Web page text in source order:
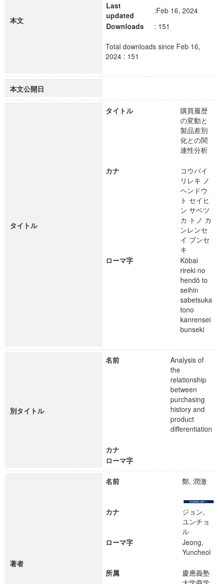
本文
Last
updated
:Feb 16, 2024
Downloads
: 151
Total downloads since Feb 16,
2024 : 151
本文公開日
タイトル
タイトル
購買履歴
の変動と
製品差別
化との関
連性分析
カナ
コウバイ
リレキ ノ
ヘンドウ
ト セイヒ
ン サベツ
カ トノ カ
ンレンセ
イ ブンセ
キ
ローマ字
Kōbai
rireki no
hendō to
seihin
sabetsuka
tono
kanrensei
bunseki
別タイトル
名前
Analysis of
the
relationship
between
purchasing
history and
product
differentiation
カナ
ローマ字
著者
名前 鄭, 潤澈
カナ
ジョン,
ユンチョ
ル
ローマ字
Jeong,
Yuncheol
所属
慶應義塾